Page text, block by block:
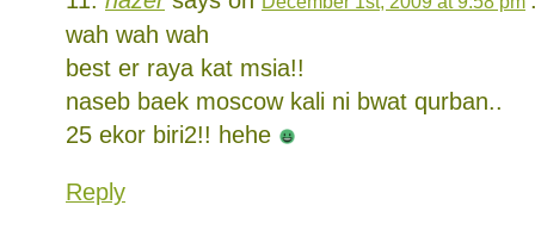
wah wah wah
best er raya kat msia!!
naseb baek moscow kali ni bwat qurban..
25 ekor biri2!! hehe
Reply